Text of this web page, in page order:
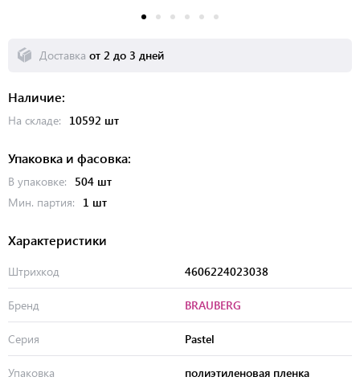
Наличие:
На складе: 10592 шт
Упаковка и фасовка:
В упаковке:
504 шт
Мин. партия:
1 шт
Доставка от 2 до 3 дней
Характеристики
Штрихкод 4606224023038
Бренд BRAUBERG
Серия Pastel
Упаковка полиэтиленовая пленка